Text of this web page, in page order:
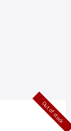
Out of stock